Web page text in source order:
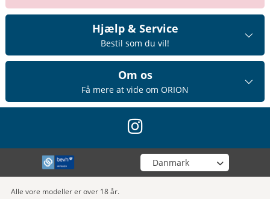
Hjælp & Service
Bestil som du vil!
Om os
Få mere at vide om ORION
instagram
Vælg din butik
Alle vore modeller er over 18 år.